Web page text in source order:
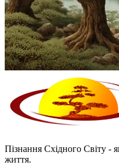
Пізнання Східного Світу -
життя.